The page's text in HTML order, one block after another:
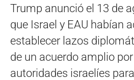
Trump anunció el 13 de
que Israel y EAU habían
establecer lazos
de un acuerdo amplio
autoridades israelíes